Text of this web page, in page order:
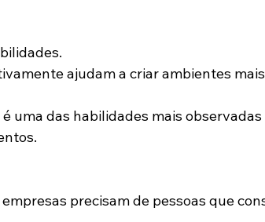
ajudam a criar ambientes
uma das habilidades mais observadas
precisam de pessoas que